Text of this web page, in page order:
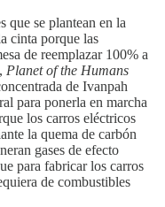
que se plantean en la
cinta porque las
de reemplazar 100% a
Planet of the Humans
de Ivanpah
para ponerla en marcha
los carros eléctricos
la quema de carbón
gases de efecto
para fabricar los carros
de combustibles